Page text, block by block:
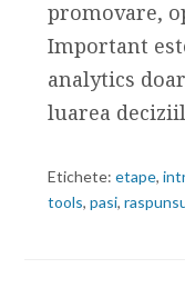
promovare,
Important
analytics
luarea
Etichete: etape,
tools, pasi,